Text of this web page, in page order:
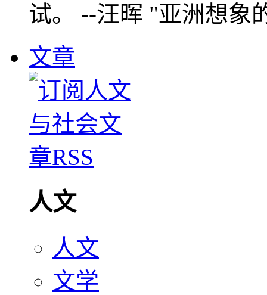
试。 --汪晖 "亚洲想象
文章
人文
人文
文学